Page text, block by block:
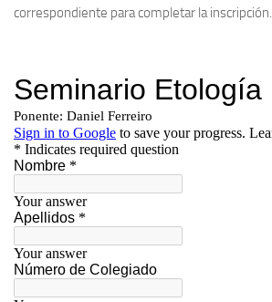
correspondiente para completar la inscripción.